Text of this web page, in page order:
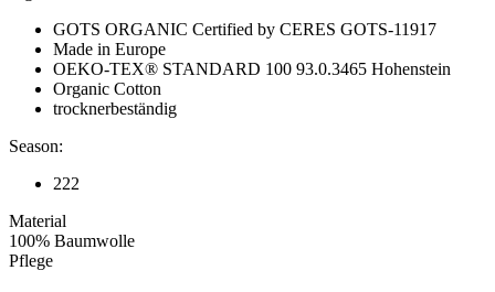
GOTS ORGANIC Certified by CERES GOTS-11917
Made in Europe
OEKO-TEX® STANDARD 100 93.0.3465 Hohenstein
Organic Cotton
trocknerbeständig
Season:
222
Material
100% Baumwolle
Pflege